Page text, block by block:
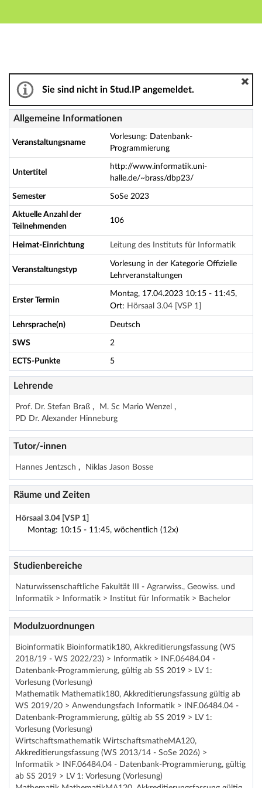
Hauptnavigation
Vorlesung: Datenbank-Programmierung - Details
Sie sind nicht in Stud.IP angemeldet.
Allgemeine Informationen
Veranstaltungsname
Vorlesung: Datenbank-
Programmierung
Untertitel
http://www.informatik.uni-
halle.de/~brass/dbp23/
Semester SoSe 2023
Aktuelle Anzahl der
Teilnehmenden
106
Heimat-Einrichtung Leitung des Instituts für Informatik
Veranstaltungstyp
Vorlesung in der Kategorie Offizielle
Lehrveranstaltungen
Erster Termin
Montag, 17.04.2023 10:15 - 11:45,
Ort: Hörsaal 3.04 [VSP 1]
Lehrsprache(n) Deutsch
SWS 2
ECTS-Punkte 5
Lehrende
Prof. Dr. Stefan Braß
M. Sc Mario Wenzel
PD Dr. Alexander Hinneburg
Tutor/-innen
Hannes Jentzsch Niklas Jason Bosse
Räume und Zeiten
Hörsaal 3.04 [VSP 1]
Montag: 10:15 - 11:45, wöchentlich (12x)
Studienbereiche
Naturwissenschaftliche Fakultät III - Agrarwiss., Geowiss. und
Informatik > Informatik > Institut für Informatik > Bachelor
Modulzuordnungen
Bioinformatik Bioinformatik180, Akkreditierungsfassung (WS
2018/19 - WS 2022/23) > Informatik > INF.06484.04 -
Datenbank-Programmierung, gültig ab SS 2019 > LV 1:
Vorlesung (Vorlesung)
Mathematik Mathematik180, Akkreditierungsfassung gültig ab
WS 2019/20 > Anwendungsfach Informatik > INF.06484.04 -
Datenbank-Programmierung, gültig ab SS 2019 > LV 1:
Vorlesung (Vorlesung)
Wirtschaftsmathematik WirtschaftsmatheMA120,
Akkreditierungsfassung (WS 2013/14 - SoSe 2026) >
Informatik > INF.06484.04 - Datenbank-Programmierung, gültig
ab SS 2019 > LV 1: Vorlesung (Vorlesung)